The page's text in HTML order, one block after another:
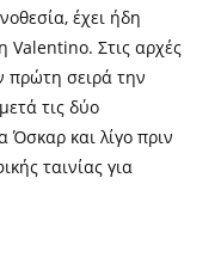
έχει ήδη
Valentino. Στις αρχές
πρώτη σειρά την
τις δύο
Όσκαρ και λίγο πριν
ταινίας για